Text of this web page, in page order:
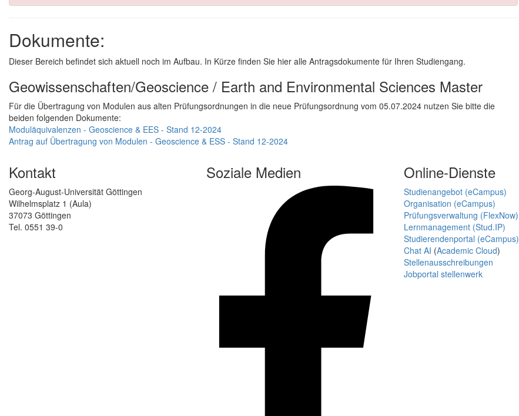
Dokumente:
Dieser Bereich befindet sich aktuell noch im Aufbau. In Kürze finden Sie hier alle Antragsdokumente für Ihren Studiengang.
Geowissenschaften/Geoscience / Earth and Environmental Sciences Master
Für die Übertragung von Modulen aus alten Prüfungsordnungen in die neue Prüfungsordnung vom 05.07.2024 nutzen Sie bitte die
beiden folgenden Dokumente:
Moduläquivalenzen - Geoscience & EES - Stand 12-2024
Antrag auf Übertragung von Modulen - Geoscience & ESS - Stand 12-2024
Kontakt
Georg-August-Universität Göttingen
Wilhelmsplatz 1 (Aula)
37073 Göttingen
Tel. 0551 39-0
Soziale Medien Online-Dienste
Studienangebot (eCampus)
Organisation (eCampus)
Prüfungsverwaltung (FlexNow)
Lernmanagement (Stud.IP)
Studierendenportal (eCampus)
Chat AI (Academic Cloud)
Stellenausschreibungen
Jobportal stellenwerk